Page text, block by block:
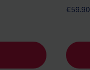
€59.90